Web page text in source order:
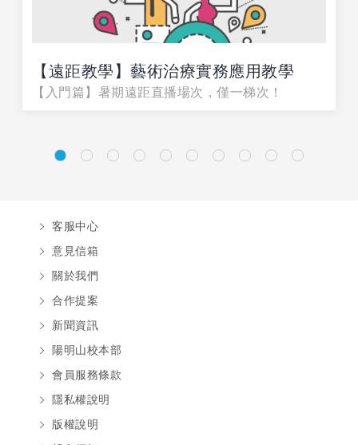
【遠距教學】藝術治療實務應用教學
【入門篇】暑期遠距直播場次，僅一梯次！
客服中心
意見信箱
關於我們
合作提案
新聞資訊
陽明山校本部
會員服務條款
隱私權說明
版權說明